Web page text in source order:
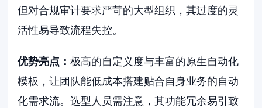
但对合规审计要求严苛的大型组织，其过度的灵
活性易导致流程失控。
优势亮点：极高的自定义度与丰富的原生自动化
模板，让团队能低成本搭建贴合自身业务的自动
化需求流。选型人员需注意，其功能冗余易引致